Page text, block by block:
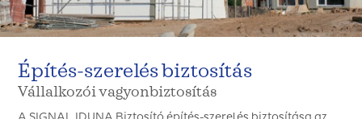
Építés-szerelés biztosítás
Vállalkozói vagyonbiztosítás